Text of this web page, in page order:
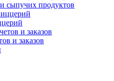
сыпучих продуктов
и заказов